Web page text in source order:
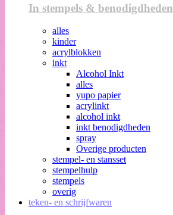
In stempels & benodigdheden
alles
kinder
acrylblokken
inkt
Alcohol Inkt
alles
yupo papier
acrylinkt
alcohol inkt
inkt benodigdheden
spray
Overige producten
stempel- en stansset
stempelhulp
stempels
overig
teken- en schrijfwaren